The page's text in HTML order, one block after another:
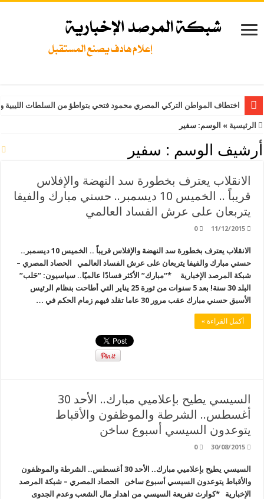
اختطاف المواطن التركي المصري محمود فتحي بتواطؤ من السلطات
الرئيسية » الوسم: سفير
أرشيف الوسم : سفير
الانقلاب يعترف بخطورة سد النهضة والإفلاس
قريباً .. الخميس 10 ديسمبر.. حسني مبارك والفيفا
يتربعان على عرش الفساد العالمي
11/12/2015
0
الانقلاب يعترف بخطورة سد النهضة والإفلاس قريباً .. الخميس 10 ديسمبر..
حسني مبارك والفيفا يتربعان على عرش الفساد العالمي الحصاد المصري –
شبكة المرصد الإخبارية *“مبارك” الأكثر فسادًا عالميًا.. سياسيون: ”حَلب”
البلد 30 سنة! بعد 5 سنوات من ثورة 25 يناير التي أطاحت بنظام الرئيس
الأسبق حسني مبارك عقب مرور 30 عاما تقلد فيهم زمام الحكم في …
أكمل القراءة »
السيسي يطيح بإعلاميي مبارك.. الأحد 30
أغسطس.. الشرطة والموظفون والأقباط
يتوعدون السيسي أسبوع ساخن
30/08/2015
0
السيسي يطيح بإعلاميي مبارك.. الأحد 30 أغسطس.. الشرطة والموظفون
والأقباط يتوعدون السيسي أسبوع ساخن الحصاد المصري – شبكة المرصد
الإخبارية *كوارث تفريعة السيسي من اهدار مال الشعب وعدم الجدوى